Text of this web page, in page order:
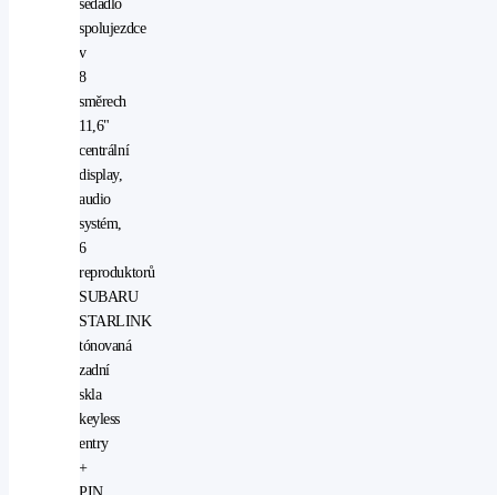
sedadlo
spolujezdce
v
8
směrech
11,6"
centrální
display,
audio
systém,
6
reproduktorů
SUBARU
STARLINK
tónovaná
zadní
skla
keyless
entry
+